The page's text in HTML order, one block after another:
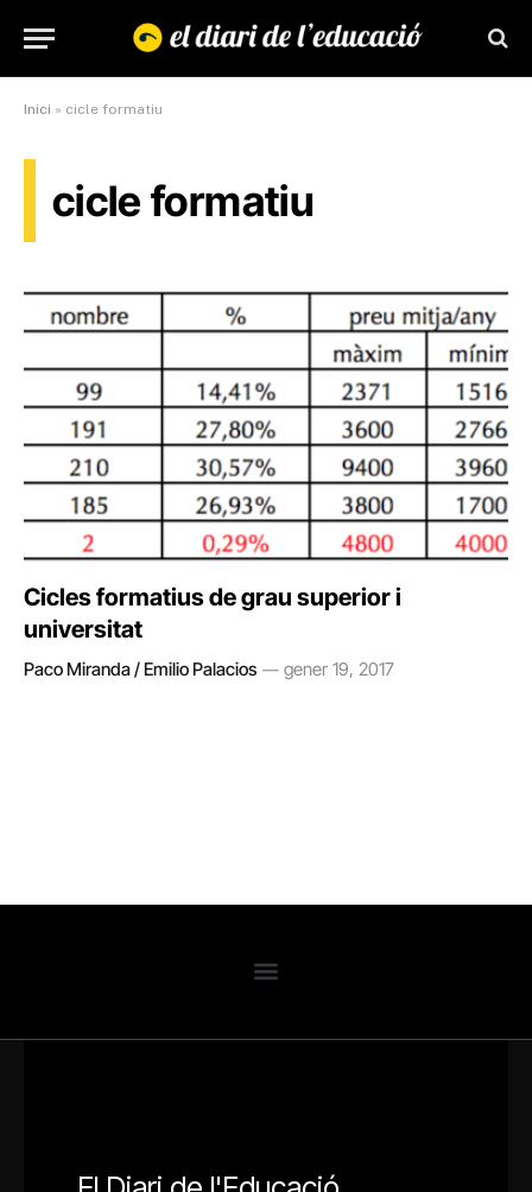
Inici » cicle formatiu
cicle formatiu
Cicles formatius de grau superior i
universitat
Paco Miranda / Emilio Palacios gener 19, 2017